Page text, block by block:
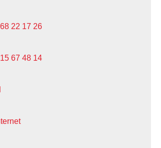
22 17 26
67 48 14